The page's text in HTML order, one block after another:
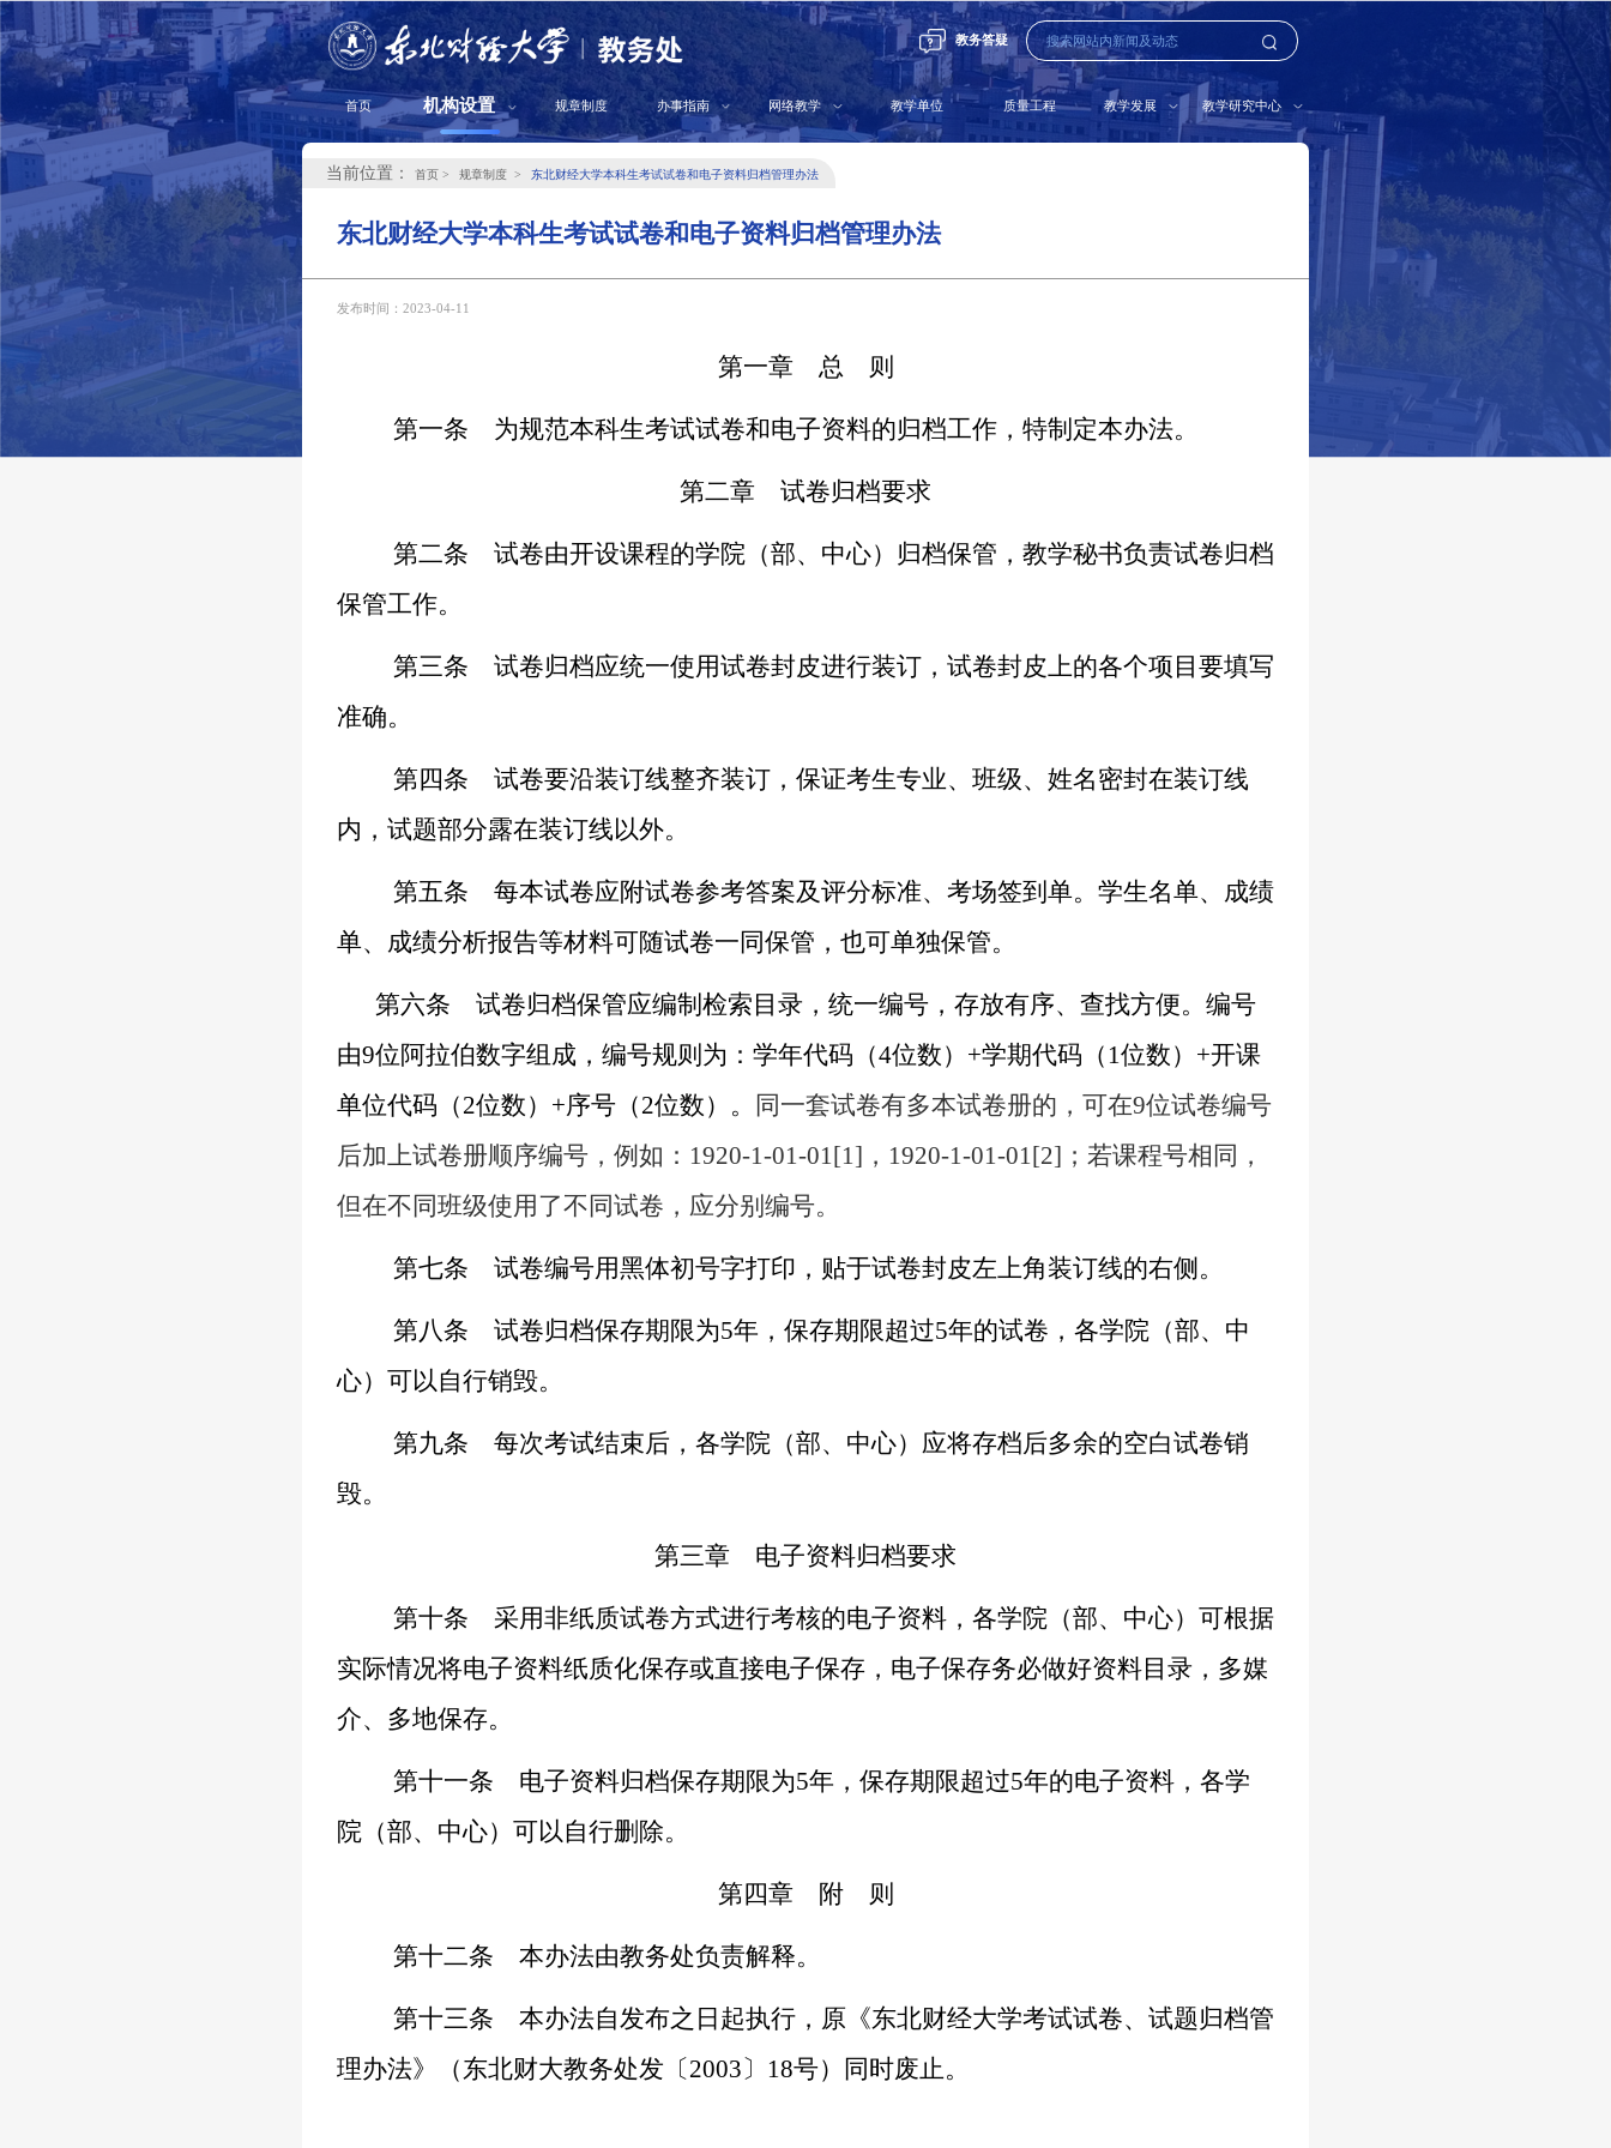
教务答疑
首页 机构设置 规章制度 办事指南 网络教学 教学单位 质量工程 教学发展 教学研究中心
当前位置： 首页 规章制度 东北财经大学本科生考试试卷和电子资料归档管理办法
东北财经大学本科生考试试卷和电子资料归档管理办法
发布时间：2023-04-11
第一章 总 则
第一条 为规范本科生考试试卷和电子资料的归档工作，特制定本办法。
第二章 试卷归档要求
第二条 试卷由开设课程的学院（部、中心）归档保管，教学秘书负责试卷归档
保管工作。
第三条 试卷归档应统一使用试卷封皮进行装订，试卷封皮上的各个项目要填写
准确。
第四条 试卷要沿装订线整齐装订，保证考生专业、班级、姓名密封在装订线
内，试题部分露在装订线以外。
第五条 每本试卷应附试卷参考答案及评分标准、考场签到单。学生名单、成绩
单、成绩分析报告等材料可随试卷一同保管，也可单独保管。
第六条 试卷归档保管应编制检索目录，统一编号，存放有序、查找方便。 编号
由9位阿拉伯数字组成，编号规则为：学年代码（4位数）+学期代码（ 1位数） +开课
单位代码（2位数）+序号（2位数）。 同一套试卷有多本试卷册的，可在9位试卷编号
后加上试卷册顺序编号，例如： 1920-1-01-01[1]， 1920-1-01-01[2]；若课程号相同，
但在不同班级使用了不同试卷，应分别编号。
第七条 试卷编号用黑体初号字打印，贴于试卷封皮左上角装订线的右侧。
第八条 试卷归档保存期限为5年，保存期限超过5年的试卷，各学院（部、中
心）可以自行销毁。
第九条 每次考试结束后，各学院（部、中心）应将存档后多余的空白试卷销
毁。
第三章 电子资料归档要求
第十条 采用非纸质试卷方式进行考核的电子资料，各学院（部、中心）可根据
实际情况将电子资料纸质化保存或直接电子保存，电子保存务必做好资料目录，多媒
介、多地保存。
第十一条 电子资料归档保存期限为5年，保存期限超过5年的电子资料，各学
院（部、中心）可以自行删除。
第四章 附 则
第十二条 本办法由教务处负责解释。
第十三条 本办法自发布之日起执行，原《东北财经大学考试试卷、试题归档管
理办法》（东北财大教务处发〔2003〕18号）同时废止。